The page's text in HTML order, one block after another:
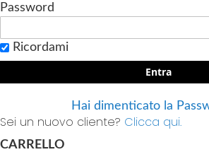
Password
Ricordami
Entra
Hai dimenticato la
Sei un nuovo cliente? Clicca qui.
CARRELLO